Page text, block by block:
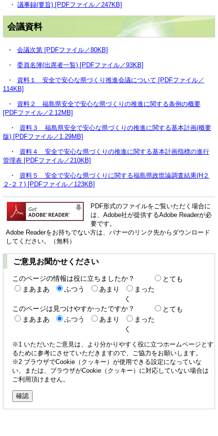
・ 議事録(要旨) [PDFファイル／247KB]
会議資料
・ 会議次第 [PDFファイル／80KB]
・ 委員名簿(出席者一覧) [PDFファイル／93KB]
・ 資料１ 安全で安心な県づくり推進会議について [PDFファイル／
114KB]
・ 資料２ 福島県安全で安心な県づくりの推進に関する条例の概要
[PDFファイル／2.12MB]
・ 資料３ 福島県安全で安心な県づくりの推進に関する基本計画(概要
版) [PDFファイル／1.29MB]
・ 資料４ 安全で安心な県づくりの推進に関する基本計画指標の進行
管理表 [PDFファイル／210KB]
・ 資料５ 安全で安心な県づくりに関する福島県政世論調査結果(H２
２-２７) [PDFファイル／123KB]
PDF形式のファイルをご覧いただく場合に
は、Adobe社が提供するAdobe Readerが必
要です。
Adobe Readerをお持ちでない方は、バナーのリンク先からダウンロード
してください。（無料）
ご意見お聞かせください
このページの情報は役に立ちましたか？
とても
まあまあ
ふつう あまり
まった
く
このページは見つけやすかったですか？
とても
まあまあ
ふつう あまり
まった
く
※1 いただいたご意見は、より分かりやすく役に立つホームページとす
るために参考にさせていただきますので、ご協力をお願いします。
※2 ブラウザでCookie（クッキー）が使用できる設定になっていな
い、または、ブラウザがCookie（クッキー）に対応していない場合は
ご利用頂けません。